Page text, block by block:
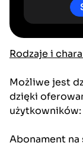
Rodzaje i
Możliwe jest
dzięki
użytkowników:
Abonament na